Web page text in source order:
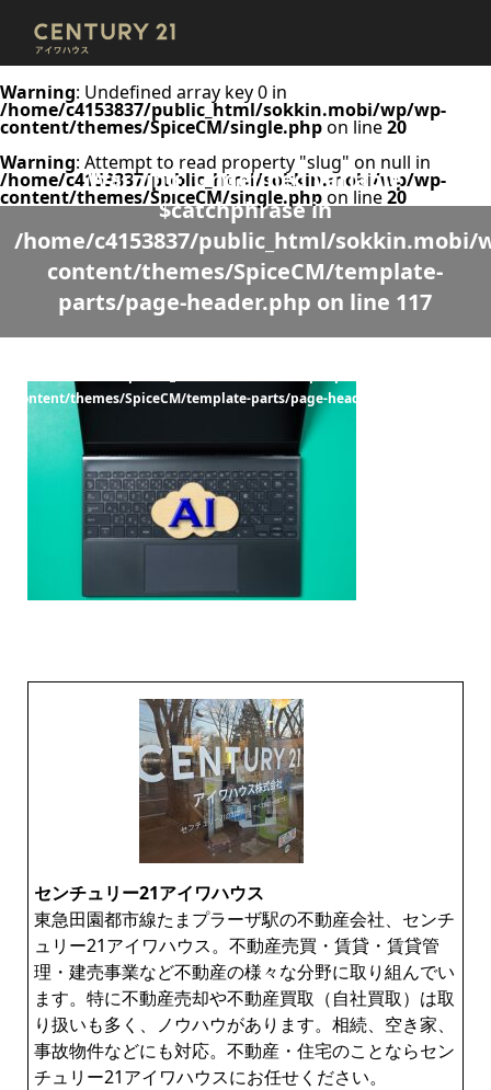
Warning: Undefined array key 0 in
/home/c4153837/public_html/sokkin.mobi/wp/wp-
content/themes/SpiceCM/single.phpon line20
Warning: Attempt to read property "slug" on null in
/home/c4153837/public_html/sokkin.mobi/wp/wp-
content/themes/SpiceCM/single.phpon line20
Warning: Undefined variable
$catchphrase in
/home/c4153837/public_html/sokkin.mobi/
content/themes/SpiceCM/template-
parts/page-header.php on line 117
content/themes/SpiceCM/template-parts/page-header.php
センチュリー21アイワハウス
東急田園都市線たまプラーザ駅の不動産会社、センチ
ュリー21アイワハウス。不動産売買・賃貸・賃貸管
理・建売事業など不動産の様々な分野に取り組んでい
ます。特に不動産売却や不動産買取（自社買取）は取
り扱いも多く、ノウハウがあります。相続、空き家、
事故物件などにも対応。不動産・住宅のことならセン
チュリー21アイワハウスにお任せください。